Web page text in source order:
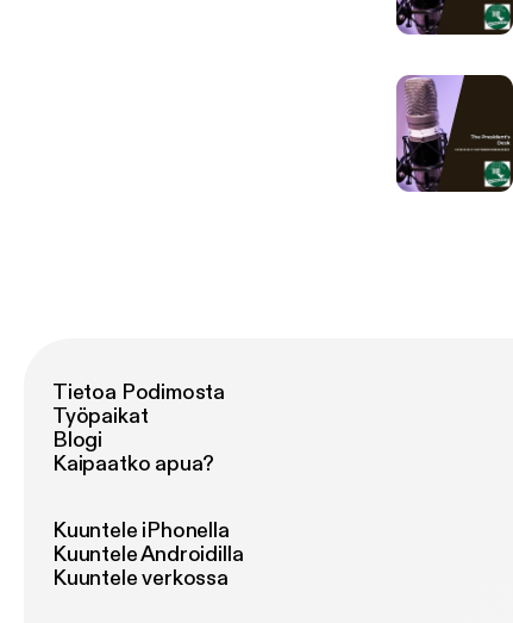
Tietoa Podimosta
Työpaikat
Blogi
Kaipaatko apua?
Kuuntele iPhonella
Kuuntele Androidilla
Kuuntele verkossa